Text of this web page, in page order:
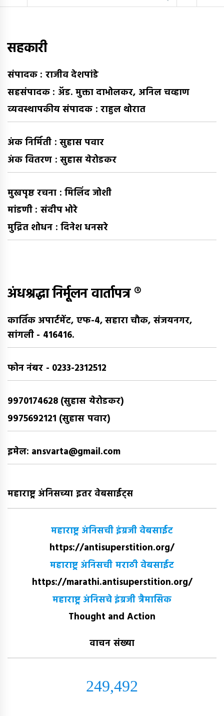
शोध
सहकारी
संपादक : राजीव देशपांडे
सहसंपादक : अ‍ॅड. मुक्ता दाभोलकर, अनिल चव्हाण
व्यवस्थापकीय संपादक : राहुल थोरात
अंक निर्मिती : सुहास पवार
अंक वितरण : सुहास येरोडकर
मुखपृष्ठ रचना : मिलिंद जोशी
मांडणी : संदीप भोरे
मुद्रित शोधन : दिनेश धनसरे
अंधश्रद्धा निर्मूलन वार्तापत्र ®
कार्तिक अपार्टमेंट, एफ-4, सहारा चौक, संजयनगर,
सांगली - 416416.
फोन नंबर - 0233-2312512
9970174628 (सुहास येरोडकर)
9975692121 (सुहास पवार)
इमेल: ansvarta@gmail.com
महाराष्ट्र अंनिसच्या इतर वेबसाईट्स
महाराष्ट्र अंनिसची इंग्रजी वेबसाईट
https://antisuperstition.org/
महाराष्ट्र अंनिसची मराठी वेबसाईट
https://marathi.antisuperstition.org/
महाराष्ट्र अंनिसचे इंग्रजी त्रैमासिक
Thought and Action
वाचन संख्या
249,492